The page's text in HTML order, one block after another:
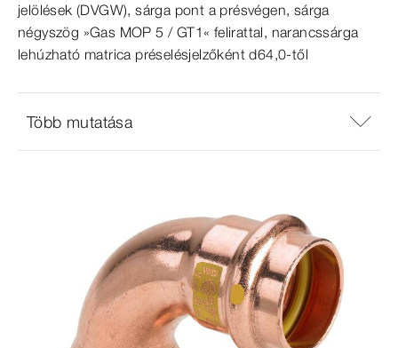
jelölések (DVGW), sárga pont a présvégen, sárga
négyszög »Gas MOP 5 / GT1« felirattal, narancssárga
lehúzható matrica préselésjelzőként d64,0-től
Több mutatása